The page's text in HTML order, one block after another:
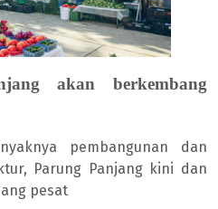
akan berkembang
pembangunan dan
Parung Panjang kini dan
pesat